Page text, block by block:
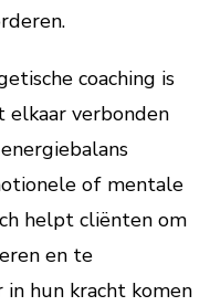
coaching is
elkaar verbonden
of mentale
helpt cliënten om
en te
hun kracht komen